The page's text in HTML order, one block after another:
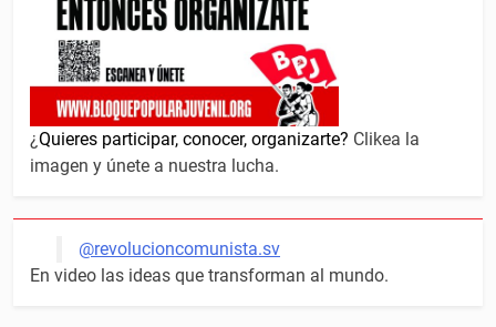
¿Quieres participar, conocer, organizarte? Clikea la
imagen y únete a nuestra lucha.
@revolucioncomunista.sv
En video las ideas que transforman al mundo.